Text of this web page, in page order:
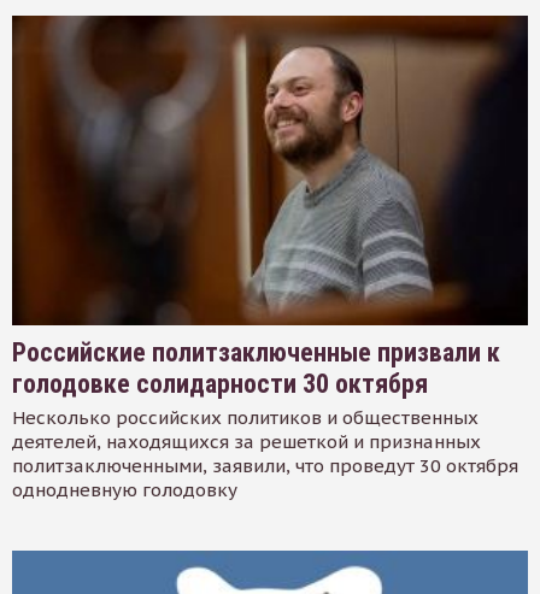
Российские политзаключенные призвали к
голодовке солидарности 30 октября
Несколько российских политиков и общественных
деятелей, находящихся за решеткой и признанных
политзаключенными, заявили, что проведут 30 октября
однодневную голодовку